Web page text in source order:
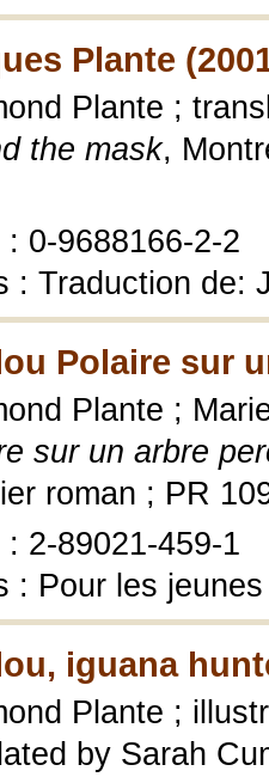
Plante
Plante ;
the mask,
: 0-9688166-2-2
: Traduction de:
Polaire sur
Plante ;
sur un arbre
roman ; PR
: 2-89021-459-1
: Pour les jeunes
iguana
Plante ;
by Sarah